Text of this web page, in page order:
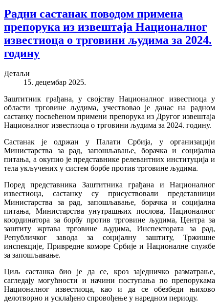
Радни састанак поводом примена
препорука из извештаја Националног
известиоца о трговини људима за 2024.
годину
Детаљи
15. децембар 2025.
Заштитник грађана, у својству Националног известиоца у
области трговине људима, учествовао је данас на радном
састанку посвећеном примени препорука из Другог извештаја
Националног известиоца о трговини људима за 2024. годину.
Састанак је одржан у Палати Србија, у организацији
Министарства за рад, запошљавање, борачка и социјална
питања, а окупио је представнике релевантних институција и
тела укључених у систем борбе против трговине људима.
Поред представника Заштитника грађана и Националног
известиоца, састанку су присуствовали представници
Министарства за рад, запошљавање, борачка и социјална
питања, Министарства унутрашњих послова, Националног
координатора за борбу против трговине људима, Центра за
заштиту жртава трговине људима, Инспектората за рад,
Републичког завода за социјалну заштиту, Тржишне
инспекције, Привредне коморе Србије и Националне службе
за запошљавање.
Циљ састанка био је да се, кроз заједничко разматрање,
сагледају могућности и начини поступања по препорукама
Националног известиоца, као и да се обезбеди њихово
делотворно и усклађено спровођење у наредном периоду.